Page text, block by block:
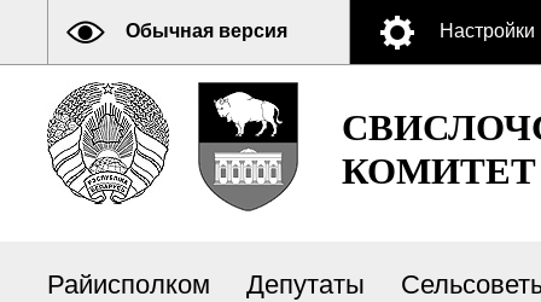
Обычная версия Настройки
КОМИТЕТ
Райисполком Депутаты